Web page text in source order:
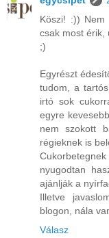
Köszi! :)) Nem
csak most érik,
;)
Egyrészt
tudom, a
irtó sok
egyre
nem szokott
régieknek is
nyugodtan
ajánlják a
Illetve
blogon, nála
Válasz